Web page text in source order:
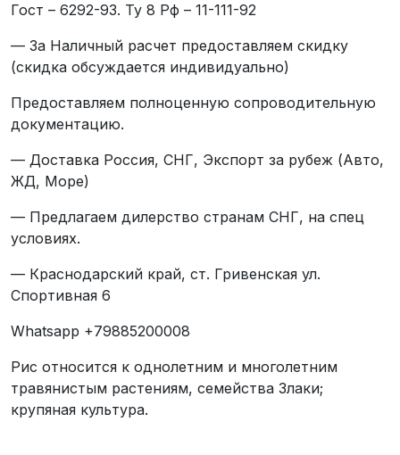
Гост – 6292-93. Ту 8 Рф – 11-111-92
— За Наличный расчет предоставляем скидку
(скидка обсуждается индивидуально)
Предоставляем полноценную сопроводительную
документацию.
— Доставка Россия, СНГ, Экспорт за рубеж (Авто,
ЖД, Море)
— Предлагаем дилерство странам СНГ, на спец
условиях.
— Краснодарский край, ст. Гривенская ул.
Спортивная 6
Whatsapp +79885200008
Рис относится к однолетним и многолетним
травянистым растениям, семейства Злаки;
крупяная культура.